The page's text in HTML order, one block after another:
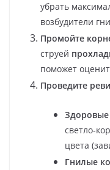
убрать
возбудители
Промойте
струей
поможет
Проведите
светло-
цвета
Гнилые